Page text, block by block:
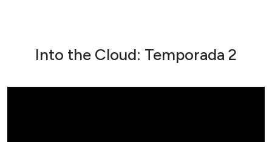
Into the Cloud: Temporada 2